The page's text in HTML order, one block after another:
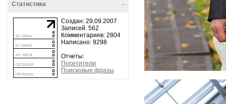
-
Статистика
Создан: 29.09.2007
Записей: 562
Комментариев: 2804
Написано: 9298
Отчеты:
Посетители
Поисковые фразы